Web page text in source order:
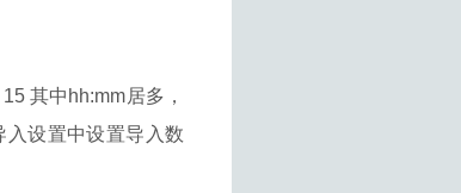
其中hh:mm居多，
入设置中设置导入数